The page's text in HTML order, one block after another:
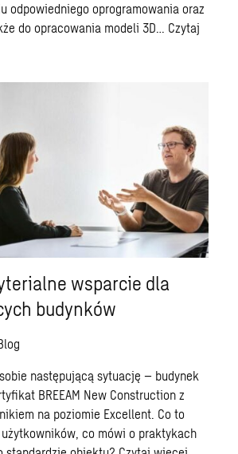
odpowiedniego oprogramowania oraz
do opracowania modeli 3D… Czytaj
wsparcie dla
budynków
następującą sytuację – budynek
BREEAM New Construction z
na poziomie Excellent. Co to
co mówi o praktykach